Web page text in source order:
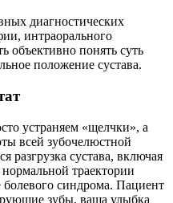
диагностических
интраорального
объективно понять суть
положение сустава.
устраняем «щелчки», а
всей зубочелюстной
разгрузка сустава, включая
траектории
синдрома. Пациент
зубы, ваша улыбка